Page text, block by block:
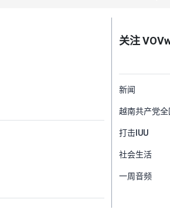
关注
Menu
新闻
越南共产党
打击IUU
社会生活
一周音频